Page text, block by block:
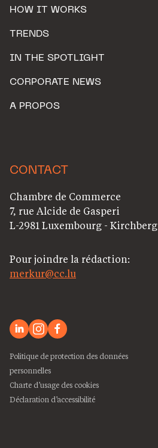
HOW IT WORKS
TRENDS
IN THE SPOTLIGHT
CORPORATE NEWS
A PROPOS
CONTACT
Chambre de Commerce
7, rue Alcide de Gasperi
L-2981 Luxembourg - Kirchberg
Pour joindre la rédaction:
merkur@cc.lu
Politique de protection des données
personnelles
Charte d’usage des cookies
Déclaration d’accessibilité